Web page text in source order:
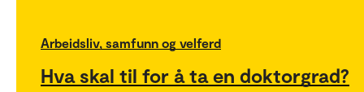
Arbeidsliv, samfunn og velferd
Hva skal til for å ta en doktorgrad?